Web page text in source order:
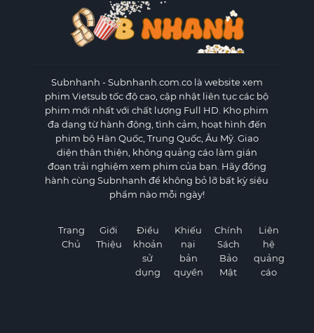
Subnhanh - Subnhanh.com.co là website xem
phim Vietsub tốc độ cao, cập nhật liên tục các bộ
phim mới nhất với chất lượng Full HD. Kho phim
đa dạng từ hành động, tình cảm, hoạt hình đến
phim bộ Hàn Quốc, Trung Quốc, Âu Mỹ. Giao
diện thân thiện, không quảng cáo làm gián
đoạn trải nghiệm xem phim của bạn. Hãy đồng
hành cùng Subnhanh để không bỏ lỡ bất kỳ siêu
phẩm nào mỗi ngày!
Trang
Chủ
Giới
Thiệu
Điều
khoản
sử
dụng
Khiếu
nại
bản
quyền
Chính
Sách
Bảo
Mật
Liên
hệ
quảng
cáo